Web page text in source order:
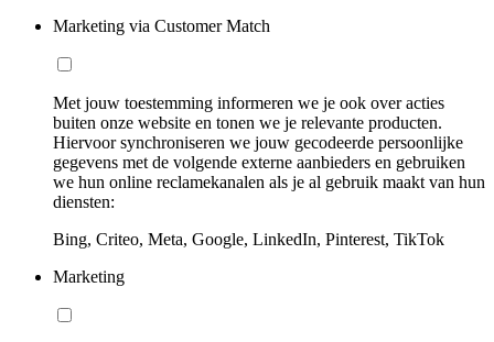
Marketing via Customer Match
Met jouw toestemming informeren we je ook over acties
buiten onze website en tonen we je relevante producten.
Hiervoor synchroniseren we jouw gecodeerde persoonlijke
gegevens met de volgende externe aanbieders en gebruiken
we hun online reclamekanalen als je al gebruik maakt van hun
diensten:
Bing, Criteo, Meta, Google, LinkedIn, Pinterest, TikTok
Marketing